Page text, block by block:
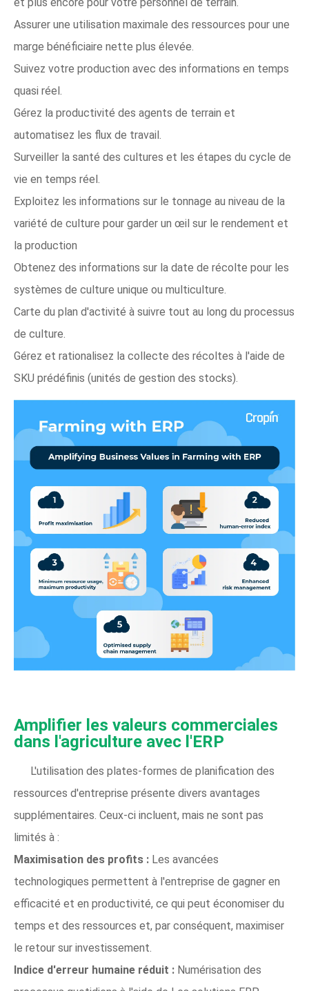
Assurer une utilisation maximale des ressources pour une
marge bénéficiaire nette plus élevée.
Suivez votre production avec des informations en temps
quasi réel.
Gérez la productivité des agents de terrain et
automatisez les flux de travail.
Surveiller la santé des cultures et les étapes du cycle de
vie en temps réel.
Exploitez les informations sur le tonnage au niveau de la
variété de culture pour garder un œil sur le rendement et
la production
Obtenez des informations sur la date de récolte pour les
systèmes de culture unique ou multiculture.
Carte du plan d'activité à suivre tout au long du processus
de culture.
Gérez et rationalisez la collecte des récoltes à l'aide de
SKU prédéfinis (unités de gestion des stocks).
Amplifier les valeurs commerciales
dans l'agriculture avec l'ERP
L'utilisation des plates-formes de planification des
ressources d'entreprise présente divers avantages
supplémentaires. Ceux-ci incluent, mais ne sont pas
limités à :
Maximisation des profits : Les avancées
technologiques permettent à l'entreprise de gagner en
efficacité et en productivité, ce qui peut économiser du
temps et des ressources et, par conséquent, maximiser
le retour sur investissement.
Indice d'erreur humaine réduit : Numérisation des